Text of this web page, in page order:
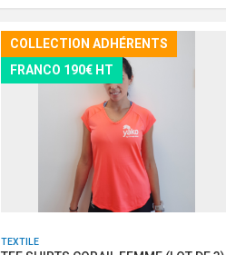
COLLECTION ADHÉRENTS
FRANCO 190€ HT
TEXTILE